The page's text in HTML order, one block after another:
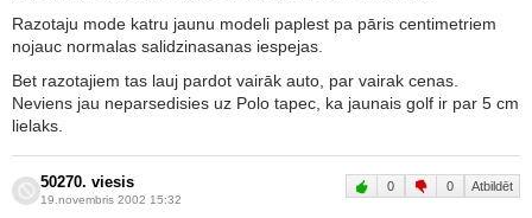
Razotaju mode katru jaunu modeli paplest pa pāris centimetriem
nojauc normalas salidzinasanas iespejas.
Bet razotajiem tas lauj pardot vairāk auto, par vairak cenas.
Neviens jau neparsedisies uz Polo tapec, ka jaunais golf ir par 5 cm
lielaks.
50270. viesis
19.novembris 2002 15:32
0 0 Atbildēt